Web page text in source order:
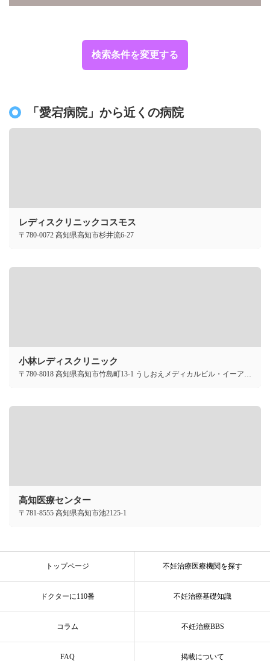
検索条件を変更する
「愛宕病院」から近くの病院
レディスクリニックコスモス
〒780-0072 高知県高知市杉井流6-27
小林レディスクリニック
〒780-8018 高知県高知市竹島町13-1 うしおえメディカルビル・イーア3F
高知医療センター
〒781-8555 高知県高知市池2125-1
トップページ 不妊治療医療機関を探す
ドクターに110番 不妊治療基礎知識
コラム 不妊治療BBS
FAQ 掲載について